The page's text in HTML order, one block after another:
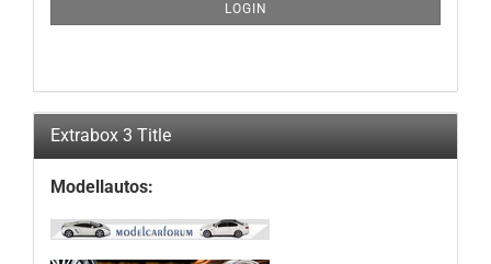
PAGE
LOGIN
Extrabox 3 Title
Modellautos: